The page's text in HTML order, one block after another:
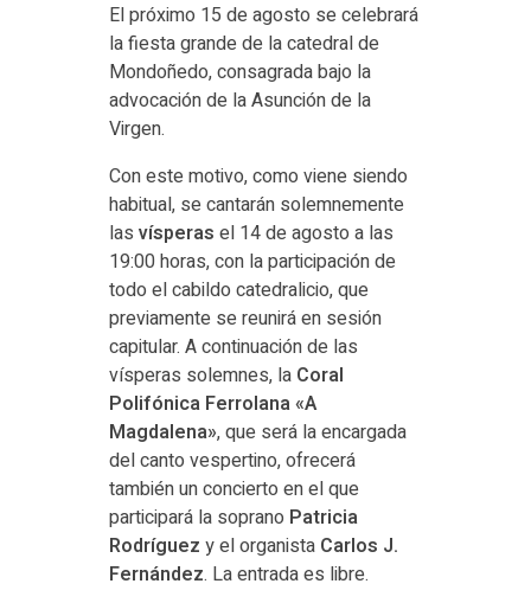
El próximo 15 de agosto se celebrará
la fiesta grande de la catedral de
Mondoñedo, consagrada bajo la
advocación de la Asunción de la
Virgen.
Con este motivo, como viene siendo
habitual, se cantarán solemnemente
las vísperas el 14 de agosto a las
19:00 horas, con la participación de
todo el cabildo catedralicio, que
previamente se reunirá en sesión
capitular. A continuación de las
vísperas solemnes, la Coral
Polifónica Ferrolana «A
Magdalena», que será la encargada
del canto vespertino, ofrecerá
también un concierto en el que
participará la soprano Patricia
Rodríguez y el organista Carlos J.
Fernández. La entrada es libre.